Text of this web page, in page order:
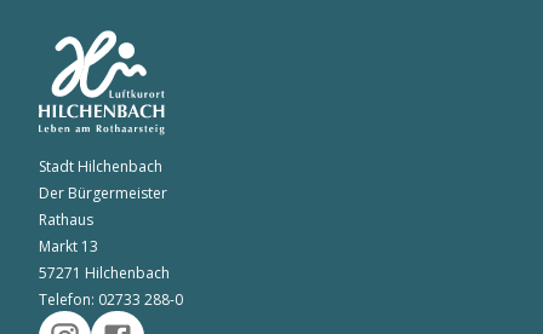
Stadt Hilchenbach
Der Bürgermeister
Rathaus
Markt 13
57271 Hilchenbach
Telefon: 02733 288-0